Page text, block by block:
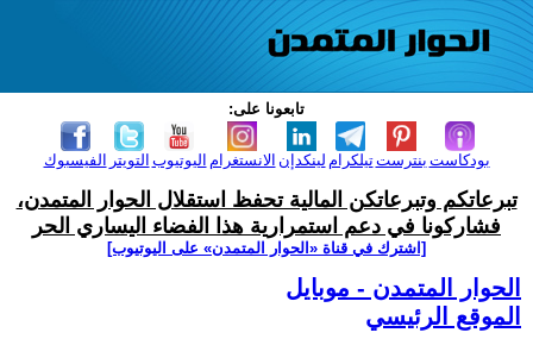
تابعونا على:
الفيسبوك التويتر اليوتيوب الانستغرام لينكدإن تيلكرامبنترست بودكاست
تبرعاتكم وتبرعاتكن المالية تحفظ استقلال الحوار المتمدن،
فشاركونا في دعم استمرارية هذا الفضاء اليساري الحر
[اشترك في قناة ‫«الحوار المتمدن» على اليوتيوب]
الحوار المتمدن - موبايل
الموقع الرئيسي